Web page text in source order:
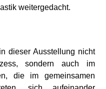
weitergedacht.
dieser Ausstellung nicht
sondern auch im
die im gemeinsamen